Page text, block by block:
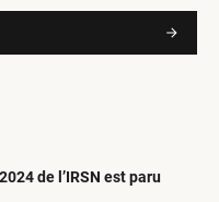
de l’IRSN est paru